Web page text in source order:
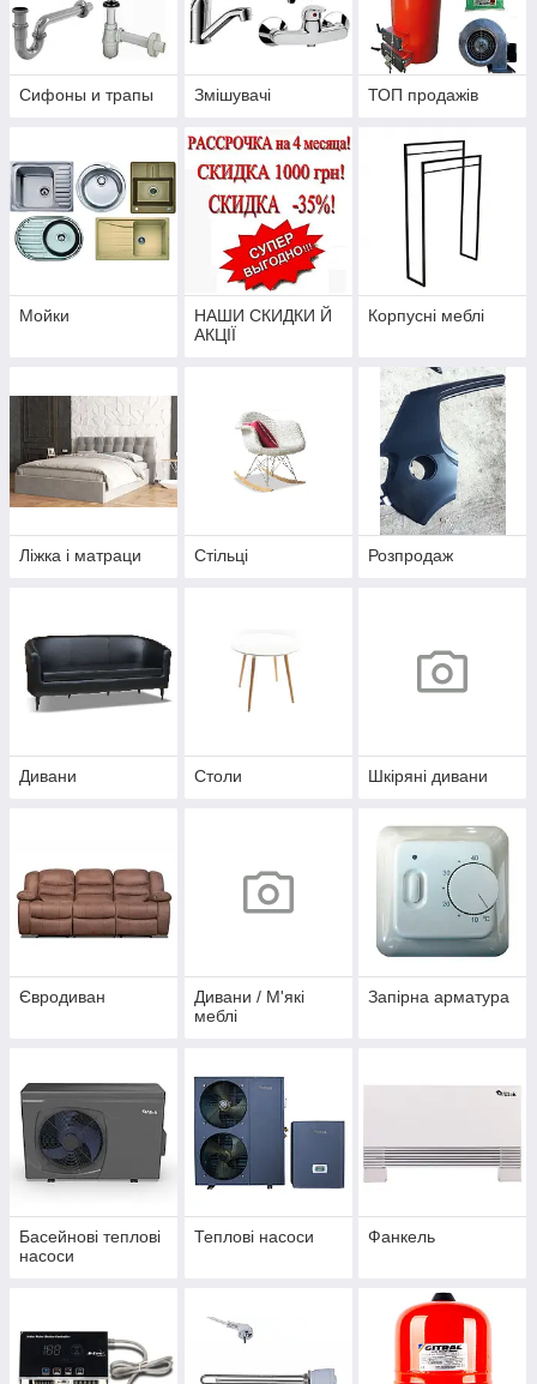
Сифоны и трапы Змішувачі ТОП продажів
Мойки
НАШИ СКИДКИ Й
АКЦІЇ
Корпусні меблі
Ліжка і матраци Стільці Розпродаж
Дивани Столи Шкіряні дивани
Євродиван
Дивани / М'які
меблі
Запірна арматура
Басейнові теплові
насоси
Теплові насоси Фанкель